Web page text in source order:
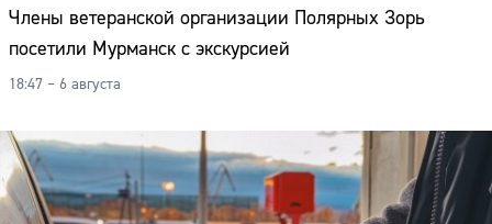
Члены ветеранской организации Полярных Зорь
посетили Мурманск с экскурсией
18:47 – 6 августа